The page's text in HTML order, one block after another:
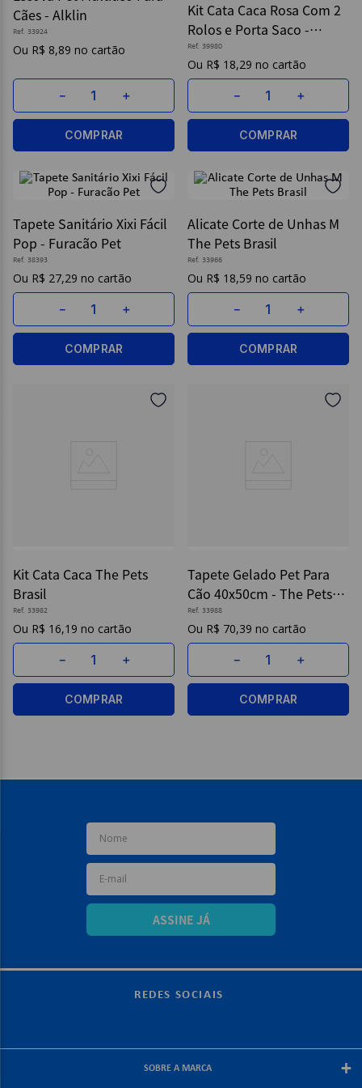
Cães - Alklin
Ref. 33924
R$ 8,89
＋
－
COMPRAR
Kit Cata Caca Rosa Com 2
Rolos e Porta Saco -
Home Pet
Ref. 39980
R$ 18,29
＋
－
COMPRAR
Tapete Sanitário Xixi Fácil
Pop - Furacão Pet
Ref. 38393
R$ 27,29
＋
－
COMPRAR
Alicate Corte de Unhas M
The Pets Brasil
Ref. 33966
R$ 18,59
＋
－
COMPRAR
Kit Cata Caca The Pets
Brasil
Ref. 33982
R$ 16,19
＋
－
COMPRAR
Tapete Gelado Pet Para
Cão 40x50cm - The Pets
Brasil
Ref. 33988
R$ 70,39
＋
－
COMPRAR
ASSINE JÁ
REDES SOCIAIS
SOBRE A MARCA +
9º
papel higienico